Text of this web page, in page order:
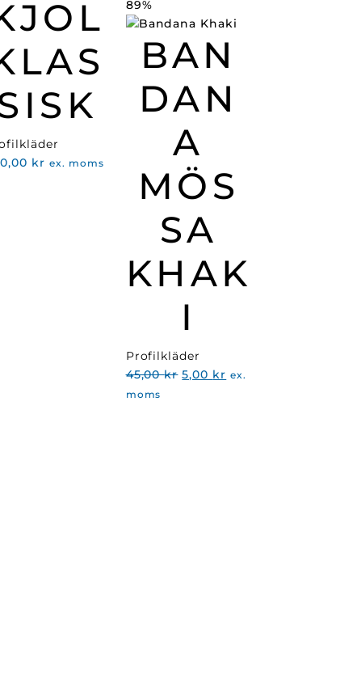
kr ex. moms
89%
BAN
DAN
A
MÖS
SA
KHAK
I
Profilkläder
45,00kr Det
5,00 kr Det
ex.
moms